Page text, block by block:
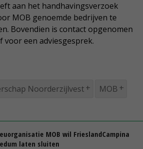
aan het handhavingsverzoek
MOB genoemde bedrijven te
Bovendien is contact opgenomen
een adviesgesprek.
Noorderzijlvest MOB
MOB wil FrieslandCampina
laten sluiten